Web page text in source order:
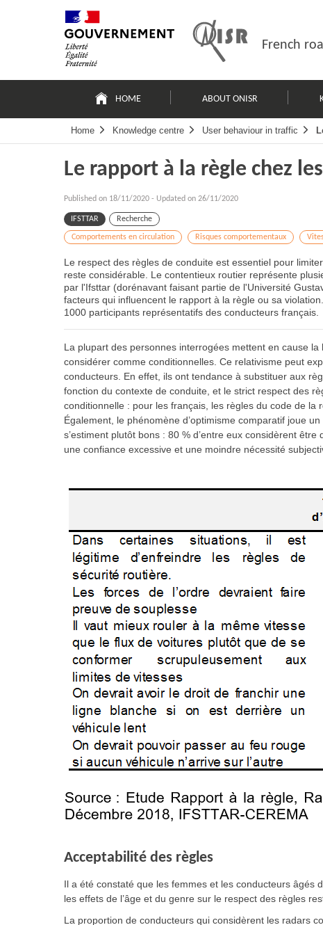
French
principale
HOME ABOUT ONISR
Home Knowledge centre User behaviour in traffic
Le rapport à la règle chez
Published on 18/11/2020 - Updated on 26/11/2020
IFSTTAR Recherche
Comportements en circulation Risques comportementaux
Le respect des règles de conduite est essentiel pour
reste considérable. Le contentieux routier représente
par l'Ifsttar (dorénavant faisant partie de l'Université
facteurs qui influencent le rapport à la règle ou sa
1000 participants représentatifs des conducteurs français.
La plupart des personnes interrogées mettent en cause
considérer comme conditionnelles. Ce relativisme peut
conducteurs. En effet, ils ont tendance à substituer aux
fonction du contexte de conduite, et le strict respect des
conditionnelle : pour les français, les règles du code de la
Également, le phénomène d’optimisme comparatif joue
s’estiment plutôt bons : 80 % d’entre eux considèrent
une confiance excessive et une moindre nécessité
Acceptabilité des règles
Il a été constaté que les femmes et les conducteurs âgés
les effets de l’âge et du genre sur le respect des règles
La proportion de conducteurs qui considèrent les radars